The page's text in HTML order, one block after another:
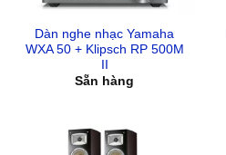
Dàn nghe nhạc Yamaha
WXA 50 + Klipsch RP 500M
Sẵn hàng